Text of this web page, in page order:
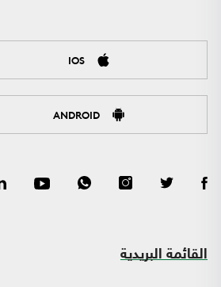
IOS
ANDROID
القائمة البريدية